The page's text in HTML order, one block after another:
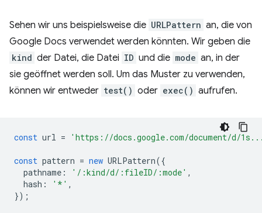
Sehen wir uns beispielsweise die URLPattern an, die von
Google Docs verwendet werden könnten. Wir geben die
kind der Datei, die Datei ID und die mode an, in der
sie geöffnet werden soll. Um das Muster zu verwenden,
können wir entweder test() oder exec() aufrufen.
const url = 'https://docs.google.com/document/d/
const pattern = new URLPattern({
pathname : '/:kind/d/:fileID/:mode' ,
hash : '*' ,
});